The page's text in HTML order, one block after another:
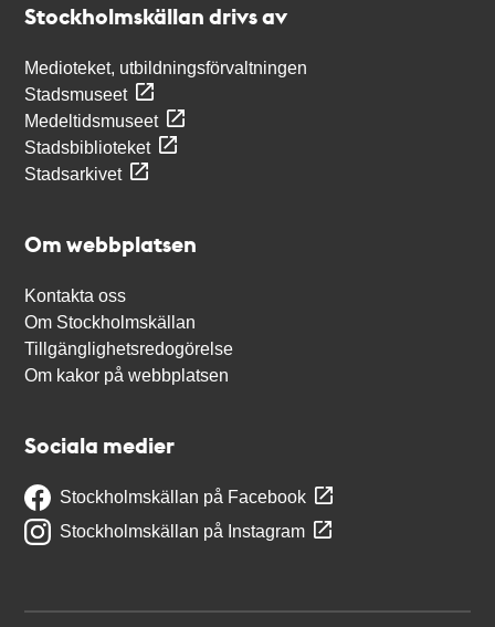
Stockholmskällan drivs av
Medioteket, utbildningsförvaltningen
Stadsmuseet
Medeltidsmuseet
Stadsbiblioteket
Stadsarkivet
Om webbplatsen
Kontakta oss
Om Stockholmskällan
Tillgänglighetsredogörelse
Om kakor på webbplatsen
Sociala medier
Stockholmskällan på Facebook
Stockholmskällan på Instagram